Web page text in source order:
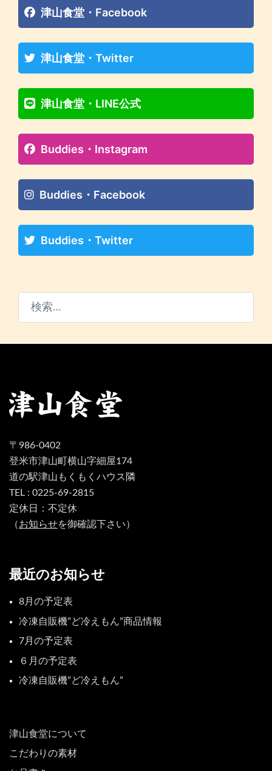
津山食堂・Facebook
津山食堂・Twitter
津山食堂・LINE公式
Buddies・Instagram
Buddies・Facebook
Buddies・Twitter
索:
〒986-0402
登米市津山町横山字細屋174
道の駅津山もくもくハウス隣
TEL : 0225-69-2815
定休日：不定休
（お知らせを御確認下さい）
最近のお知らせ
8月の予定表
冷凍自販機”ど冷えもん”商品情報
7月の予定表
６月の予定表
冷凍自販機”ど冷えもん”
津山食堂について
こだわりの素材